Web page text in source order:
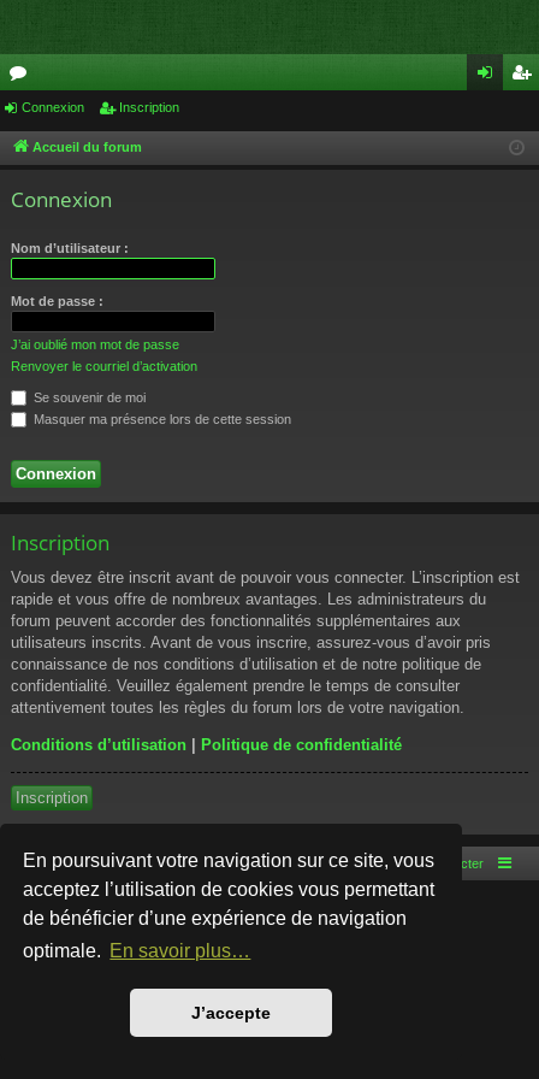
En poursuivant votre navigation sur ce site, vous
acceptez l’utilisation de cookies vous permettant
de bénéficier d’une expérience de navigation
optimale. En savoir plus…
J’accepte
or
u cri
Connexion Inscription
Accueil du forum
Connexion
Nom d’utilisateur :
Mot de passe :
J’ai oublié mon mot de passe
Renvoyer le courriel d’activation
Se souvenir de moi
Masquer ma présence lors de cette session
Inscription
Vous devez être inscrit avant de pouvoir vous connecter. L’inscription est
rapide et vous offre de nombreux avantages. Les administrateurs du
forum peuvent accorder des fonctionnalités supplémentaires aux
utilisateurs inscrits. Avant de vous inscrire, assurez-vous d’avoir pris
connaissance de nos conditions d’utilisation et de notre politique de
confidentialité. Veuillez également prendre le temps de consulter
attentivement toutes les règles du forum lors de votre navigation.
Conditions d’utilisation | Politique de confidentialité
Inscription
Accueil du forum Nous contacter
Développé parphpBB® Forum Software © phpBB Limited
Style par
Traduction française officielle